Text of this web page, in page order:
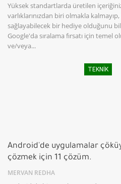
Yüksek standartlarda üretilen
varlıklarınızdan biri olmakla
sağlayabilecek bir hediye olduğunu
Google'da sıralama fırsatı için temel
ve/veya...
TEKNIK
Android'de uygulamalar
çözmek için 11 çözüm.
MERVAN REDHA